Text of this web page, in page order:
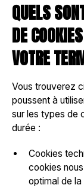
QUELS
DE
VOTRE
Vous trouverez
poussent à
sur les types de
durée :
Cookies
cookies
optimal de